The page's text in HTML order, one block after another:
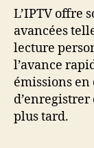
L’IPTV offre
avancées
lecture
l’avance
émissions
plus tard.